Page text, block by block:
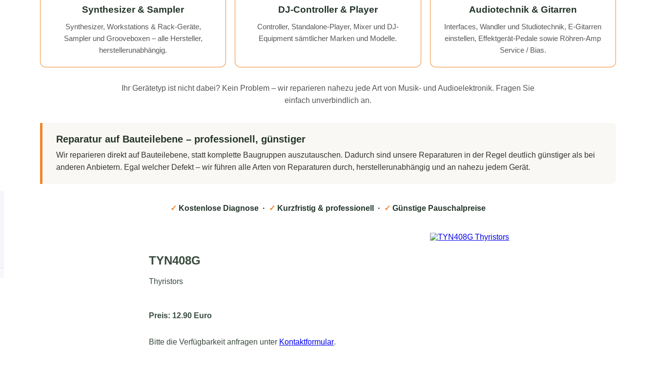
Synthesizer & Sampler
Synthesizer, Workstations & Rack-Geräte,
Sampler und Grooveboxen – alle Hersteller,
herstellerunabhängig.
DJ-Controller & Player
Controller, Standalone-Player, Mixer und DJ-
Equipment sämtlicher Marken und Modelle.
Audiotechnik & Gitarren
Interfaces, Wandler und Studiotechnik, E-Gitarren
einstellen, Effektgerät-Pedale sowie Röhren-Amp
Service / Bias.
Ihr Gerätetyp ist nicht dabei? Kein Problem – wir reparieren nahezu jede Art von Musik- und Audioelektronik. Fragen Sie
einfach unverbindlich an.
Reparatur auf Bauteilebene – professionell, günstiger
Wir reparieren direkt auf Bauteilebene, statt komplette Baugruppen auszutauschen. Dadurch sind unsere Reparaturen in der Regel deutlich günstiger als bei
anderen Anbietern. Egal welcher Defekt – wir führen alle Arten von Reparaturen durch, herstellerunabhängig und an nahezu jedem Gerät.
✓ Kostenlose Diagnose · ✓ Kurzfristig & professionell · ✓ Günstige Pauschalpreise
TYN408G
Thyristors
Preis: 12.90 Euro
Bitte die Verfügbarkeit anfragen unter Kontaktformular.